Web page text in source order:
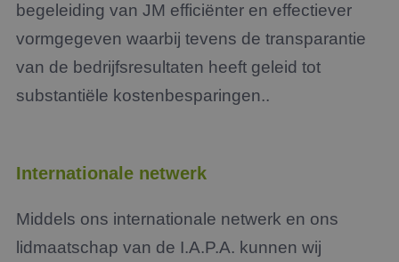
begeleiding van JM efficiënter en effectiever
vormgegeven waarbij tevens de transparantie
van de bedrijfsresultaten heeft geleid tot
substantiële kostenbesparingen..
Internationale netwerk
Middels ons internationale netwerk en ons
lidmaatschap van de I.A.P.A. kunnen wij